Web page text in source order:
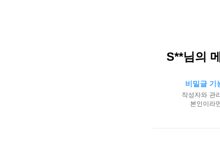
S**님의
비밀글 기
작성자와 관
본인이라